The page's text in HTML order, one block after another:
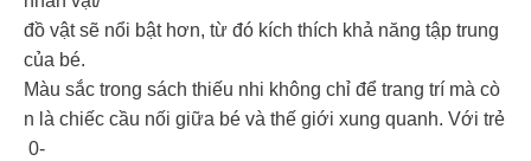
đồ vật sẽ nổi bật hơn, từ đó kích thích khả năng tập trung
của bé.
Màu sắc trong sách thiếu nhi không chỉ để trang trí mà cò
n là chiếc cầu nối giữa bé và thế giới xung quanh. Với trẻ
0-